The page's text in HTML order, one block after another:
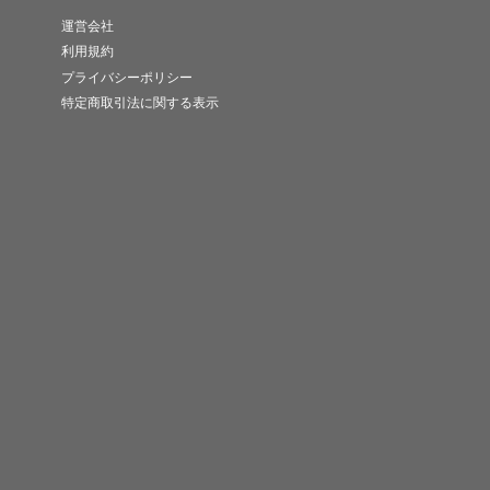
運営会社
利用規約
プライバシーポリシー
特定商取引法に関する表示